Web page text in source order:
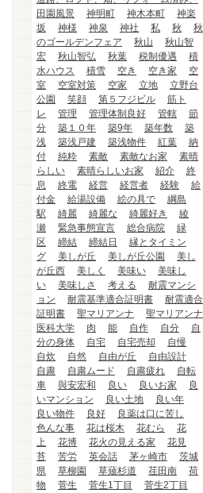
田園風景
神明町 神木本町
神楽
坂
神様 神泉 神社 私 秋
秋
のゴールデンフェア
秋山
秋山智
宏
秋山智弘 秋葉 税制優遇
積
水ハウス
積雪 空き 空き家
空
室
空室対策 空家 立地
立野台
公園
笑顔 第５フジビル
筋ト
レ
管理 管理体制良好 管轄
節
分
築１０年 築9年 築年数
築
浅
築浅戸建 築浅物件 紅葉
納
付
純粋 素敵 素敵なお家
素晴
らしい
素晴らしいお家 紹介
終
息
終電 経営 経営者 経験
給
付金
給湯設備 絵の具で
綱島
駅
綺麗 綺麗な 綺麗好き
綾
瀬
緊急事態宣言 総合病院
緑
区
締結 締結日
縁とタイミン
グ
美しが丘 美しが丘公園
美し
が丘西
美しく 美味い
美味し
い
美味しさ 考える
耐震マンシ
ョン
耐震基準適合証明書
耐震適合
証明書
聖マリアンナ
聖マリアンナ
医科大学
肉 能 自作 自分
自
分の身体
自宅 自宅売却
自慢
自炊
自然 自由が丘
自由設計
自粛
自粛ムード 自粛疲れ
自転
車
與安宏和 良い 良いお家
良
いマンション
良い土地
良い年
良い物件
良好
良薬は口に苦し
色んな事
花は桜木 花むら
花
上
花博 花火の見える家
花見
苔
苦労 英会話 茅ヶ崎市
茨城
県
草柳園 草薙杉道 荏田南
荷
物
菅生 菅生1丁目
菅生2丁目